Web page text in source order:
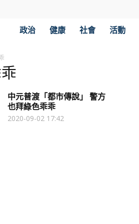
傳
媒
政治 健康 社會 活動
中元普渡「都市傳說」 警方
也拜綠色乖乖
2020-09-02 17:42